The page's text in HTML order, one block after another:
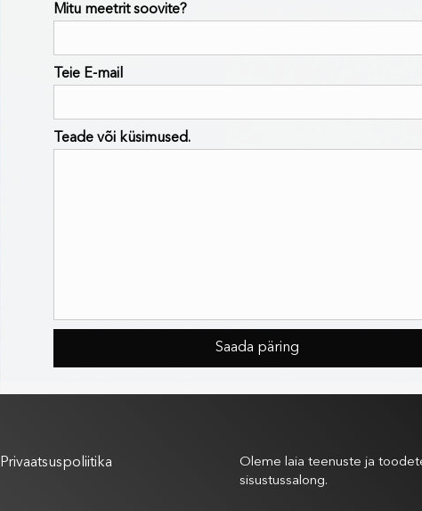
Mitu meetrit soovite?
Teie E-mail
Teade või küsimused.
Privaatsuspoliitika
Oleme laia teenuste ja
sisustussalong.